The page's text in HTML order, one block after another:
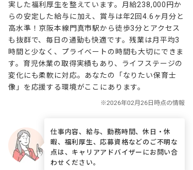
実した福利厚生を整えています。月給238,000円か
らの安定した給与に加え、賞与は年2回4.6ヶ月分と
高水準！京阪本線門真市駅から徒歩3分とアクセス
も抜群で、毎日の通勤も快適です。残業は月平均3
時間と少なく、プライベートの時間も大切にできま
す。育児休業の取得実績もあり、ライフステージの
変化にも柔軟に対応。あなたの「なりたい保育士
像」を応援する環境がここにあります。
仕事内容、給与、勤務時間、休日・休
暇、福利厚生、応募資格などのご不明な
点は、キャリアアドバイザーにお問い合
わせください。